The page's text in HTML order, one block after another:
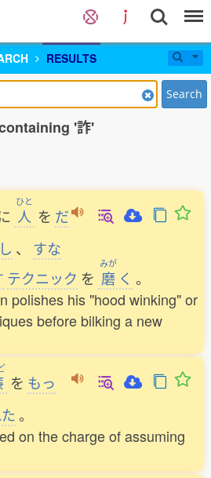
RESULTS
Search
'詐'
ひと
人 を だ
し 、
すな
テクニック を
みが
磨 く 。
polishes his "hood winking" or
before bilking a new
を もっ
。
on the charge of assuming